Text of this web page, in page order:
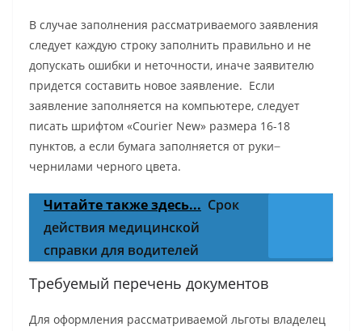
В случае заполнения рассматриваемого заявления
следует каждую строку заполнить правильно и не
допускать ошибки и неточности, иначе заявителю
придется составить новое заявление. Если
заявление заполняется на компьютере, следует
писать шрифтом «Courier New» размера 16-18
пунктов, а если бумага заполняется от руки ̶
чернилами черного цвета.
Читайте также здесь... Срок
действия медицинской
справки для водителей
Требуемый перечень документов
Для оформления рассматриваемой льготы владелец